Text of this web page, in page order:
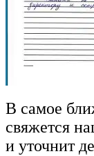
В самое
свяжется
и уточнит